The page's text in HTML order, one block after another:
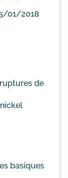
01/2018
de
basiques